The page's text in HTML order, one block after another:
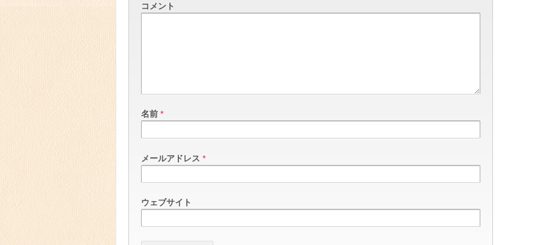
コメント
名前 *
メールアドレス *
ウェブサイト